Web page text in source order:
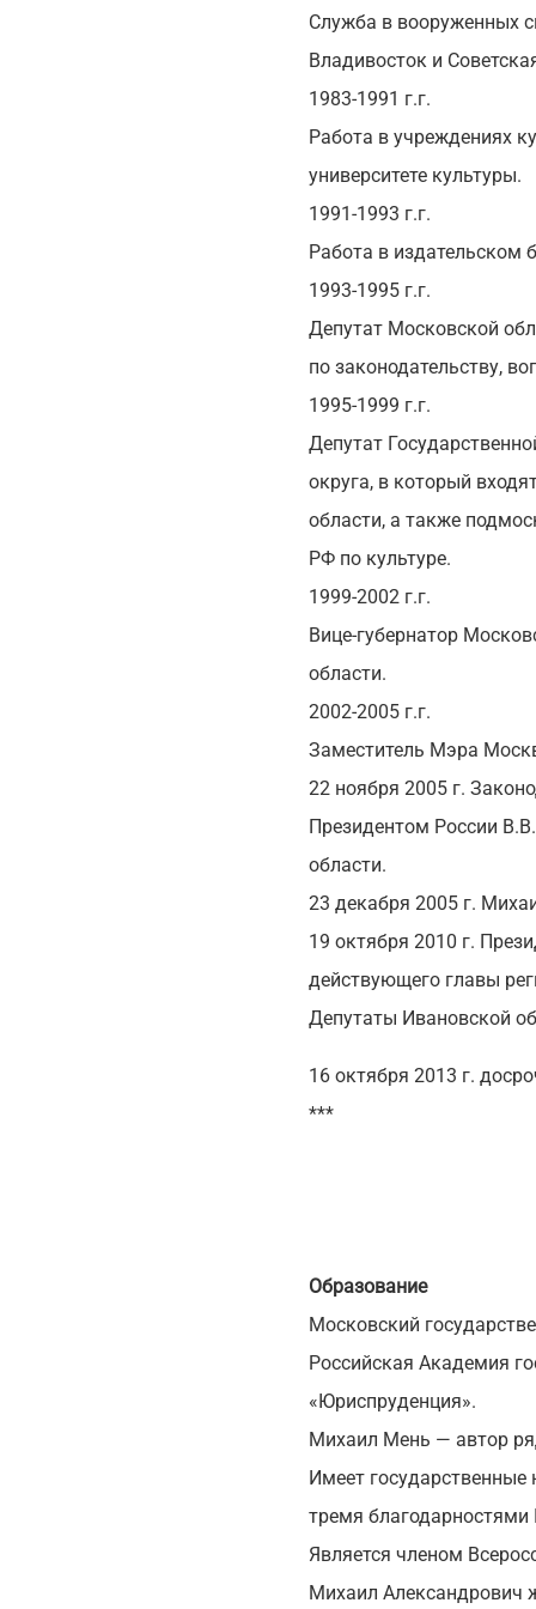
Cлужба в вооруженных
Владивосток и
1983-1991 г.г.
Работа в учреждениях
университете культуры.
1991-1993 г.г.
Работа в издательском
1993-1995 г.г.
Депутат Московской
по законодательству,
1995-1999 г.г.
Депутат
округа, в который
области, а также
РФ по культуре.
1999-2002 г.г.
Вице-губернатор
области.
2002-2005 г.г.
Заместитель Мэра
22 ноября 2005 г.
Президентом России
области.
23 декабря 2005 г.
19 октября 2010 г.
действующего главы
Депутаты Ивановской
16 октября 2013 г.
***
Образование
Московский
Российская Академия
«Юриспруденция».
Михаил Мень — автор
Имеет
тремя
Является членом
Михаил Александрович